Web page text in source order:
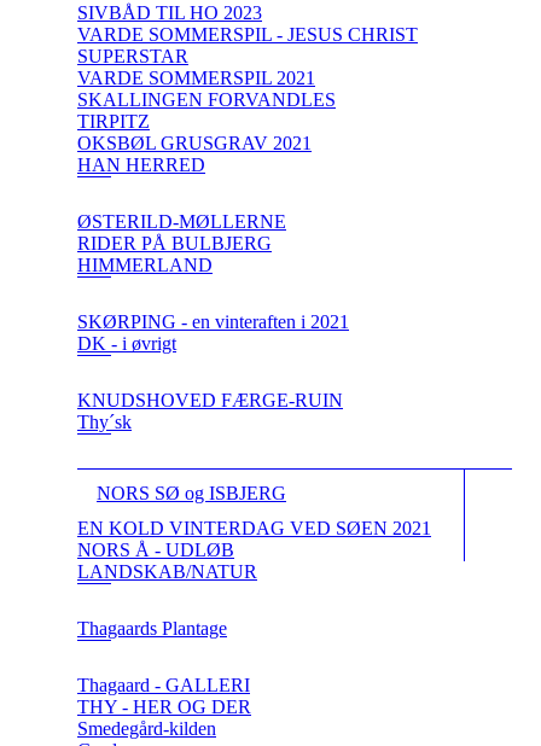
SIVBÅD TIL HO 2023
VARDE SOMMERSPIL - JESUS CHRIST
SUPERSTAR
VARDE SOMMERSPIL 2021
SKALLINGEN FORVANDLES
TIRPITZ
OKSBØL GRUSGRAV 2021
HAN HERRED
ØSTERILD-MØLLERNE
RIDER PÅ BULBJERG
HIMMERLAND
SKØRPING - en vinteraften i 2021
DK - i øvrigt
KNUDSHOVED FÆRGE-RUIN
Thy´sk
NORS SØ og ISBJERG
EN KOLD VINTERDAG VED SØEN 2021
NORS Å - UDLØB
LANDSKAB/NATUR
Thagaards Plantage
Thagaard - GALLERI
THY - HER OG DER
Smedegård-kilden